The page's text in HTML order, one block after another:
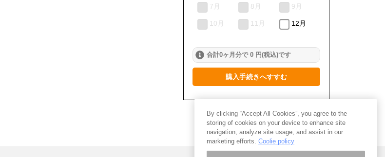
7月 8月 9月
10月 11月 12月
合計0ヶ月分で 0 円(税込)です
購入手続きへすすむ
By clicking “Accept All Cookies”, you agree to the
storing of cookies on your device to enhance site
navigation, analyze site usage, and assist in our
marketing efforts. Coolie policy